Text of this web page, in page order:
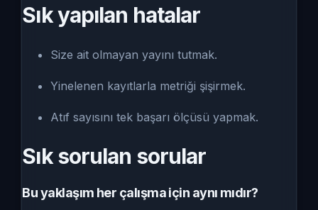
Sık yapılan hatalar
Size ait olmayan yayını tutmak.
Yinelenen kayıtlarla metriği şişirmek.
Atıf sayısını tek başarı ölçüsü yapmak.
Sık sorulan sorular
Bu yaklaşım her çalışma için aynı mıdır?